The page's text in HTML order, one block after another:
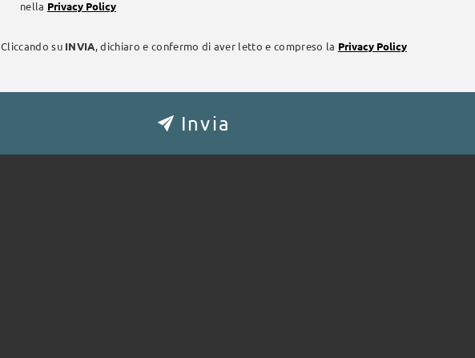
nella Privacy Policy
Cliccando su INVIA, dichiaro e confermo di aver letto e compreso la Privacy Policy